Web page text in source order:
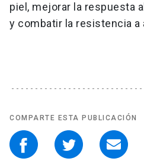
piel, mejorar la respuesta
y combatir la resistencia a
COMPARTE ESTA PUBLICACIÓN